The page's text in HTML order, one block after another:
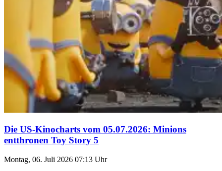
Die US-Kinocharts vom 05.07.2026: Minions
entthronen Toy Story 5
Montag, 06. Juli 2026 07:13 Uhr